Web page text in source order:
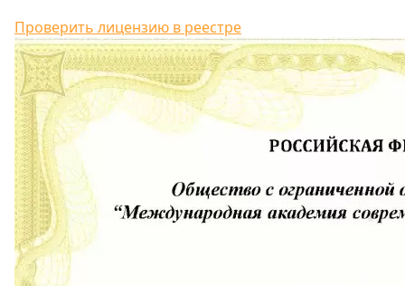
Проверить лицензию в реестре